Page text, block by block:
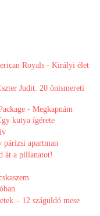
Royals - Királyi élet
Judit: 20 ​önismereti
- Megkapnám
kutya ígérete
párizsi apartman
át a pillanatot!
– 12 száguldó mese